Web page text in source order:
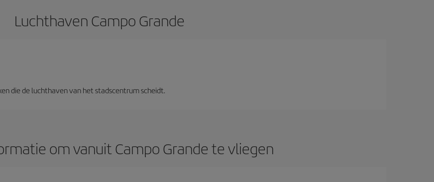
Luchthaven Campo Grande
die de luchthaven van het stadscentrum scheidt.
om vanuit Campo Grande te vliegen